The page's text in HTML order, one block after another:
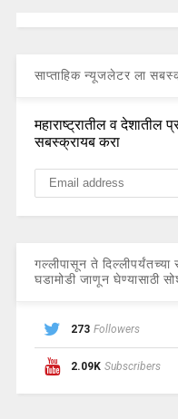
साप्ताहिक न्यूजलेटर ला
महाराष्ट्रातील व देशातील
सबस्क्रायब करा
गल्लीपासून ते दिल्लीपर्यंतच्या
घडामोडी जाणून घेण्यासाठी
273 Followers
2.09K Subscribers